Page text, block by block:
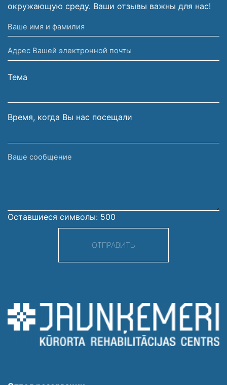
окружающую среду. Ваши отзывы важны для нас!
Ваше
имя
и
фамилия
Адрес
Вашей
электронной
Тема
Время, когда Вы нас посещали
Ваше
Оставшиеся символы: 500
ОТПРАВИТЬ